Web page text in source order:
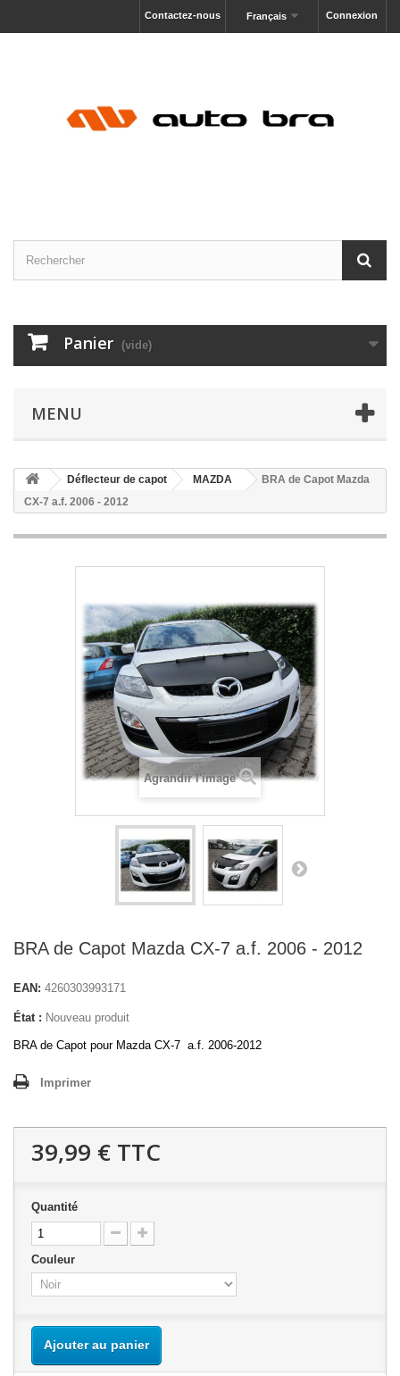
Connexion
Français
Contactez-nous
Panier (vide)
MENU
Déflecteur de capot MAZDA
BRA de Capot Mazda
CX-7 a.f. 2006 - 2012
Agrandir l'image
BRA de Capot Mazda CX-7 a.f. 2006 - 2012
EAN: 4260303993171
État : Nouveau produit
BRA de Capot pour Mazda CX-7 a.f. 2006-2012
Imprimer
39,99 € TTC
Quantité
Couleur
Ajouter au panier